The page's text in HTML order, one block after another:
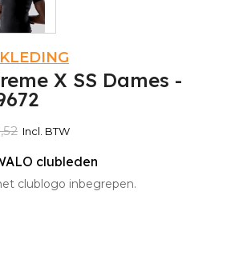
X SS Dames -
Incl. BTW
clubleden
clublogo inbegrepen.
kan niet omgeruild worden.